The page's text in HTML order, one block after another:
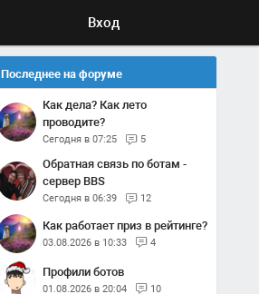
Вход
Последнее на форуме
Как дела? Как лето
проводите?
Сегодня в 07:25 5
Обратная связь по ботам -
сервер BBS
Сегодня в 06:39 12
Как работает приз в рейтинге?
03.08.2026 в 10:33 4
Профили ботов
01.08.2026 в 20:04 10